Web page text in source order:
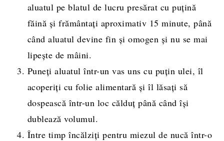
aluatul pe blatul de lucru presărat cu puțină
făină și frământați aproximativ 15 minute, până
când aluatul devine fin și omogen și nu se mai
lipește de mâini.
Puneți aluatul într-un vas uns cu puțin ulei, îl
acoperiți cu folie alimentară și îl lăsați să
dospească într-un loc călduț până când își
dublează volumul.
Între timp încălziți pentru miezul de nucă într-o